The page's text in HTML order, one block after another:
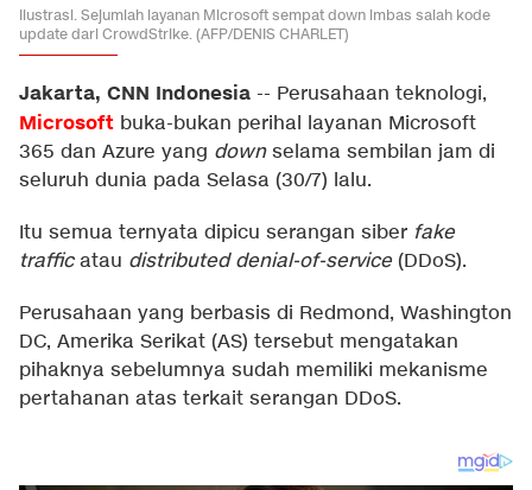
Ilustrasi. Sejumlah layanan Microsoft sempat down imbas salah kode
update dari CrowdStrike. (AFP/DENIS CHARLET)
Jakarta, CNN Indonesia -- Perusahaan teknologi,
Microsoft buka-bukan perihal layanan Microsoft
365 dan Azure yang downselama sembilan jam di
seluruh dunia pada Selasa (30/7) lalu.
Itu semua ternyata dipicu serangan siber fake
trafficatau distributed denial-of-service (DDoS).
Perusahaan yang berbasis di Redmond, Washington
DC, Amerika Serikat (AS) tersebut mengatakan
pihaknya sebelumnya sudah memiliki mekanisme
pertahanan atas terkait serangan DDoS.